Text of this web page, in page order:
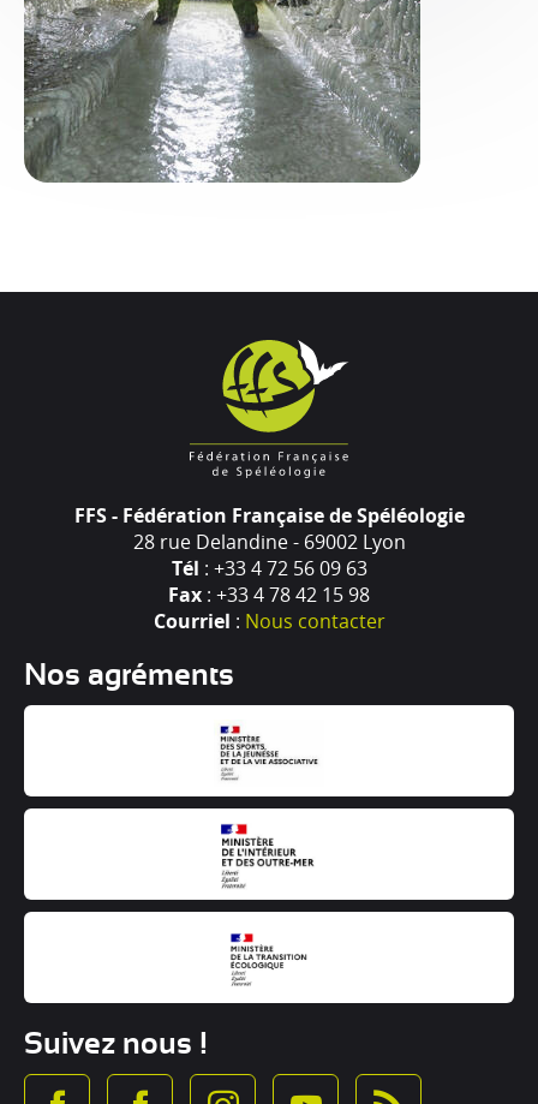
FFS - Fédération Française de Spéléologie
28 rue Delandine - 69002 Lyon
Tél : +33 4 72 56 09 63
Fax : +33 4 78 42 15 98
Courriel : Nous contacter
Nos agréments
Suivez nous !